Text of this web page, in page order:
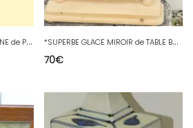
*
BELLE PAIRE VASES PORCALINE de PARIS XIXe BELLES COULEURS COLLECTION VITRINE D
*
SUPERBE GLACE MIROIR de TABLE BRONZE NAPOLEON III NIII XIXe table de toilette
70€